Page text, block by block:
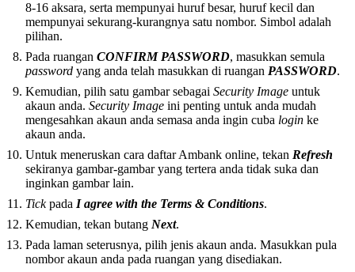
8-16 aksara, serta mempunyai huruf besar, huruf kecil dan
mempunyai sekurang-kurangnya satu nombor. Simbol adalah
pilihan.
Pada ruangan CONFIRM PASSWORD, masukkan semula
password yang anda telah masukkan di ruangan PASSWORD.
Kemudian, pilih satu gambar sebagai Security Image untuk
akaun anda. Security Image ini penting untuk anda mudah
mengesahkan akaun anda semasa anda ingin cuba login ke
akaun anda.
Untuk meneruskan cara daftar Ambank online, tekan Refresh
sekiranya gambar-gambar yang tertera anda tidak suka dan
inginkan gambar lain.
Tickpada I agree with the Terms & Conditions.
Kemudian, tekan butang Next.
Pada laman seterusnya, pilih jenis akaun anda. Masukkan pula
nombor akaun anda pada ruangan yang disediakan.